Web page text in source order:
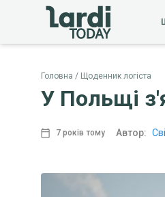
Головна Щоденник логіста
У Польщі
7 років тому Автор: